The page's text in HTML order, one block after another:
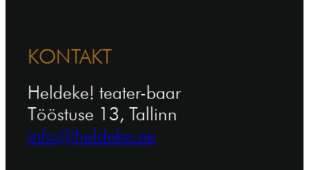
KONTAKT
Heldeke! teater-baar
Tööstuse 13, Tallinn
info@heldeke.ee